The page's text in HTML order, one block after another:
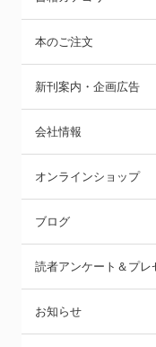
本のご注文
新刊案内・企画広告
会社情報
オンラインショップ
ブログ
読者アンケート＆プレ
お知らせ